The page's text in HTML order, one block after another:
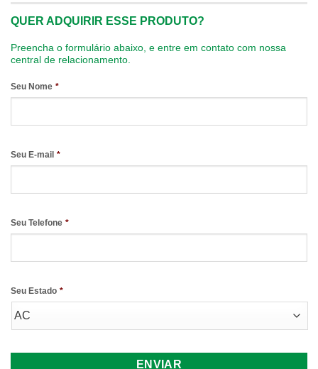
QUER ADQUIRIR ESSE PRODUTO?
Preencha o formulário abaixo, e entre em contato com nossa
central de relacionamento.
Seu Nome *
Seu E-mail *
Seu Telefone *
Seu Estado *